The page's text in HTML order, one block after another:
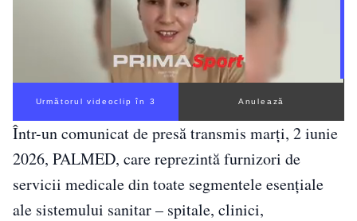
Următorul videoclip în 2 Anulează
Într-un comunicat de presă transmis marți, 2 iunie
2026, PALMED, care reprezintă furnizori de
servicii medicale din toate segmentele esențiale
ale sistemului sanitar – spitale, clinici,